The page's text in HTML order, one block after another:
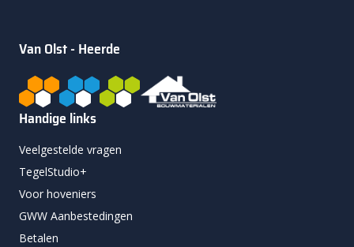
Van Olst - Heerde
Handige links
Veelgestelde vragen
TegelStudio+
Voor hoveniers
GWW Aanbestedingen
Betalen